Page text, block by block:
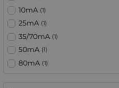
10mA (1)
25mA (1)
35/70mA (1)
50mA (1)
80mA (1)